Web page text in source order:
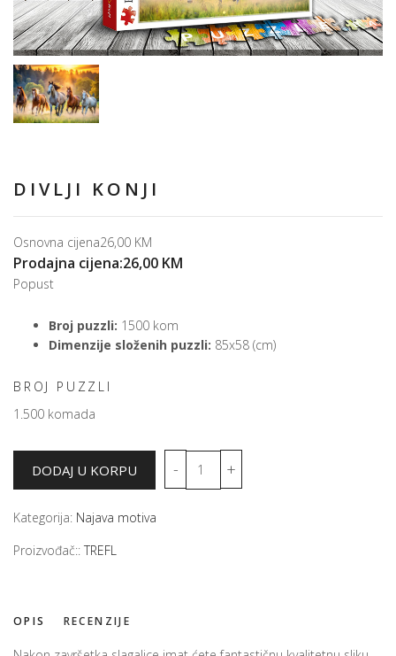
DIVLJI KONJI
Osnovna cijena26,00 KM
Prodajna cijena:26,00 KM
Popust
Broj puzzli: 1500 kom
Dimenzije složenih puzzli: 85x58 (cm)
BROJ PUZZLI
1.500 komada
Kategorija: Najava motiva
Proizvođač:: TREFL
OPIS RECENZIJE